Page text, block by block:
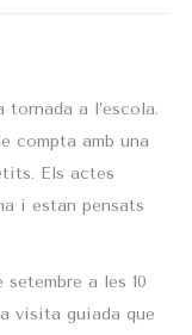
tornada a l’escola.
compta amb una
Els actes
i estan pensats
a les 10
visita guiada que